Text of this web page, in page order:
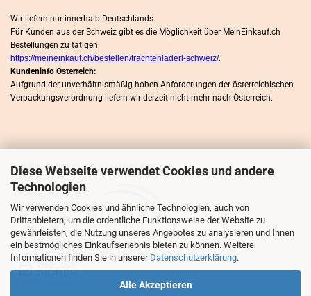
Diese Webseite verwendet Cookies und andere
Technologien
Wir verwenden Cookies und ähnliche Technologien, auch von
Drittanbietern, um die ordentliche Funktionsweise der Website zu
gewährleisten, die Nutzung unseres Angebotes zu analysieren und Ihnen
ein bestmögliches Einkaufserlebnis bieten zu können. Weitere
Informationen finden Sie in unserer Datenschutzerklärung.
Alle Akzeptieren
Wir liefern nur innerhalb Deutschlands.
Für Kunden aus der Schweiz gibt es die Möglichkeit über MeinEinkauf.ch
Bestellungen zu tätigen:
https://meineinkauf.ch/bestellen/trachtenladerl-schweiz/.
Kundeninfo Österreich:
Aufgrund der unverhältnismäßig hohen Anforderungen der österreichischen
Verpackungsverordnung liefern wir derzeit nicht mehr nach Österreich.
WIR SIND MITLGLIED IM HÄNDLERBUND